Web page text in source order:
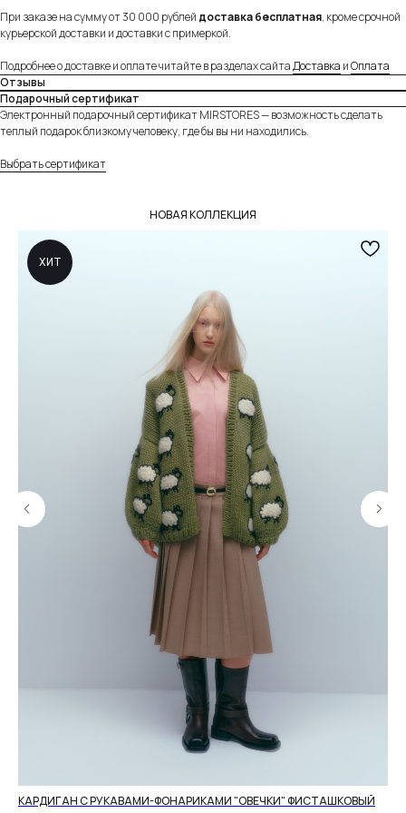
При заказе на сумму от 30 000 рублей доставка бесплатная, кроме срочной
курьерской доставки и доставки с примеркой.
Подробнее о доставке и оплате читайте в разделах сайтаДоставка иОплата
Отзывы
Подарочный сертификат
Электронный подарочный сертификат MIRSTORES — возможность сделать
теплый подарок близкому человеку, где бы вы ни находились.
Выбрать сертификат
НОВАЯ КОЛЛЕКЦИЯ
ХИТ
КАРДИГАН С РУКАВАМИ-ФОНАРИКАМИ "ОВЕЧКИ" ФИСТАШКОВЫЙ
Удобная и безопасная оплата
Оплачивайте товар на сайте полностью картой
любого банка или частично через сервисы
«Долями» и Яндекс «Сплит».Подробнее